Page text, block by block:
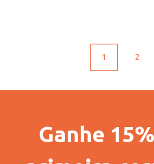
1 2
Ganhe